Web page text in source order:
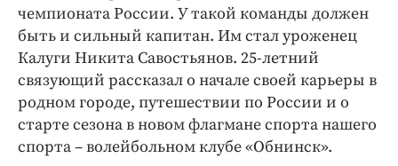
чемпионата России. У такой команды должен
быть и сильный капитан. Им стал уроженец
Калуги Никита Савостьянов. 25-летний
связующий рассказал о начале своей карьеры в
родном городе, путешествии по России и о
старте сезона в новом флагмане спорта нашего
спорта – волейбольном клубе «Обнинск».